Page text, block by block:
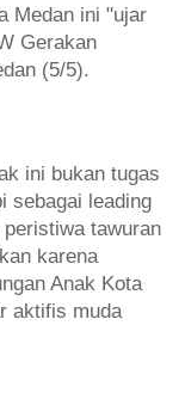
Medan ini "ujar
Gerakan
(5/5).
ini bukan tugas
sebagai leading
tawuran
karena
Anak Kota
aktifis muda